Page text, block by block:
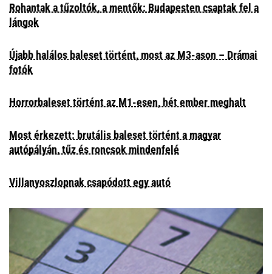
Rohantak a tűzoltók, a mentők: Budapesten csaptak fel a
lángok
Újabb halálos baleset történt, most az M3-ason – Drámai
fotók
Horrorbaleset történt az M1-esen, hét ember meghalt
Most érkezett: brutális baleset történt a magyar
autópályán, tűz és roncsok mindenfelé
Villanyoszlopnak csapódott egy autó